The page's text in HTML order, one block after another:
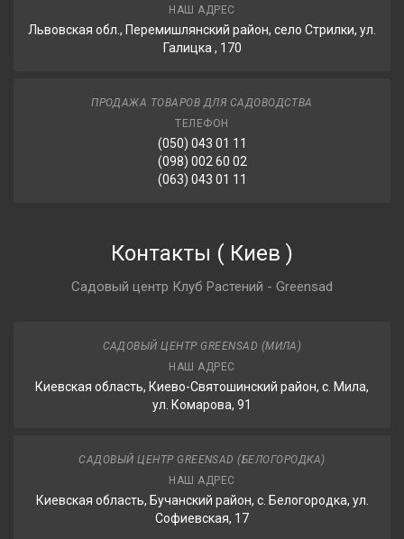
НАШ АДРЕС
Львовская обл., Перемишлянский район, село Стрилки, ул.
Галицка , 170
ПРОДАЖА ТОВАРОВ ДЛЯ САДОВОДСТВА
ТЕЛЕФОН
(050) 043 01 11
(098) 002 60 02
(063) 043 01 11
Контакты ( Киев )
Садовый центр Клуб Растений - Greensad
САДОВЫЙ ЦЕНТР GREENSAD (МИЛА)
НАШ АДРЕС
Киевская область, Киево-Святошинский район, с. Мила,
ул. Комарова, 91
САДОВЫЙ ЦЕНТР GREENSAD (БЕЛОГОРОДКА)
НАШ АДРЕС
Киевская область, Бучанский район, с. Белогородка, ул.
Софиевская, 17